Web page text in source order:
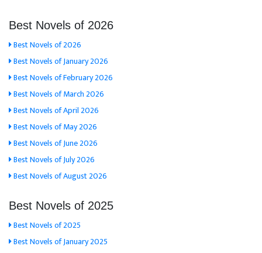
Best Novels of 2026
Best Novels of 2026
Best Novels of January 2026
Best Novels of February 2026
Best Novels of March 2026
Best Novels of April 2026
Best Novels of May 2026
Best Novels of June 2026
Best Novels of July 2026
Best Novels of August 2026
Best Novels of 2025
Best Novels of 2025
Best Novels of January 2025